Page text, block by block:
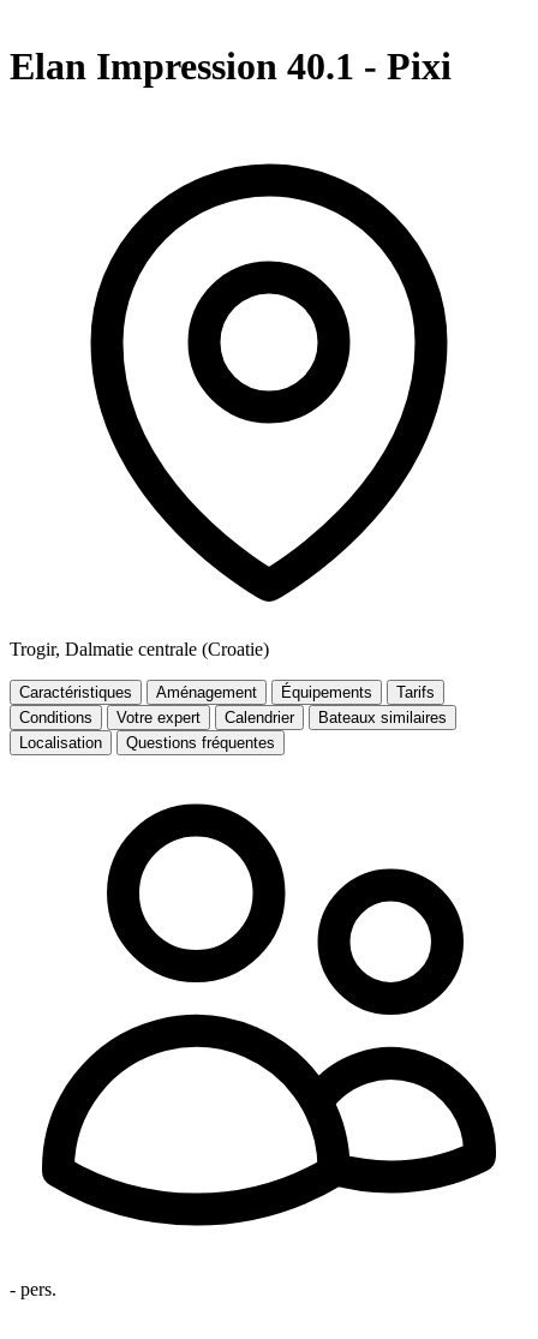
Elan Impression 40.1 - Pixi
Trogir, Dalmatie centrale (Croatie)
Caractéristiques Aménagement Équipements
Tarifs
Conditions
Votre expert Calendrier
Bateaux similaires
Localisation
Questions fréquentes
- pers.